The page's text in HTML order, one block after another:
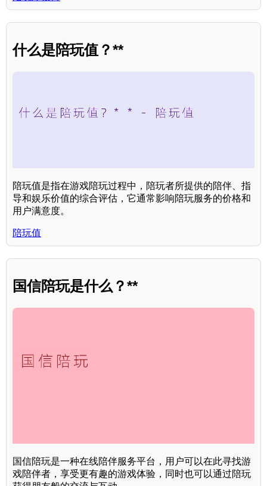
什么是陪玩值？**
陪玩值是指在游戏陪玩过程中，陪玩者所提供的陪伴、指
导和娱乐价值的综合评估，它通常影响陪玩服务的价格和
用户满意度。
陪玩值
国信陪玩是什么？**
国信陪玩是一种在线陪伴服务平台，用户可以在此寻找游
戏陪伴者，享受更有趣的游戏体验，同时也可以通过陪玩